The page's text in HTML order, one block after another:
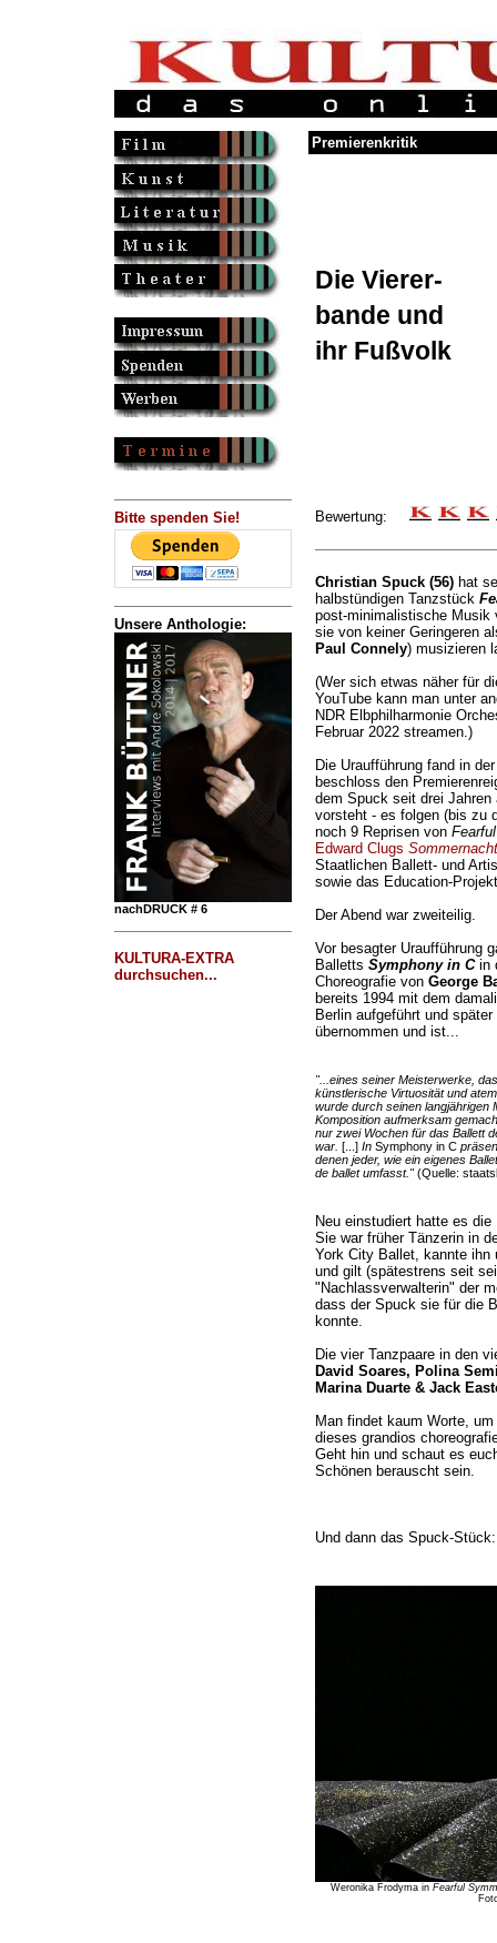
Bitte spenden Sie!
Unsere Anthologie:
nachDRUCK # 6
KULTURA-EXTRA
durchsuchen...
Premierenkritik
Die Vierer-
bande und
ihr Fußvolk
Bewertung:
Christian Spuck (56)hat
halbstündigen Tanzstück
post-minimalistische Musik
sie von keiner Geringeren
Paul Connely) musizieren
(Wer sich etwas näher für
YouTube kann man unter
NDR Elbphilharmonie
Februar 2022 streamen.)
Die Uraufführung fand in
beschloss den
dem Spuck seit drei
vorsteht - es folgen (bis zu
noch 9 Reprisen von
Edward Clugs
Staatlichen Ballett- und
sowie das Education-
Der Abend war zweiteilig.
Vor besagter Uraufführung
Balletts Symphony in Cin
Choreografie von George
bereits 1994 mit dem
Berlin aufgeführt und
übernommen und ist...
"...eines seiner Meisterwerke,
künstlerische Virtuosität und
wurde durch seinen langjährigen
Komposition aufmerksam
nur zwei Wochen für das Ballett
war. [...] InSymphony in C
denen jeder, wie ein eigenes
de ballet umfasst."(Quelle:
Neu einstudiert hatte es
Sie war früher Tänzerin in
York City Ballet, kannte ihn
und gilt (spätestrens seit
"Nachlassverwalterin" der
dass der Spuck sie für die
konnte.
Die vier Tanzpaare in den
David Soares, Polina
Marina Duarte & Jack
Man findet kaum Worte,
dieses grandios
Geht hin und schaut es
Schönen berauscht sein.
Und dann das Spuck-Stück:
Weronika Frodyma in Fearful